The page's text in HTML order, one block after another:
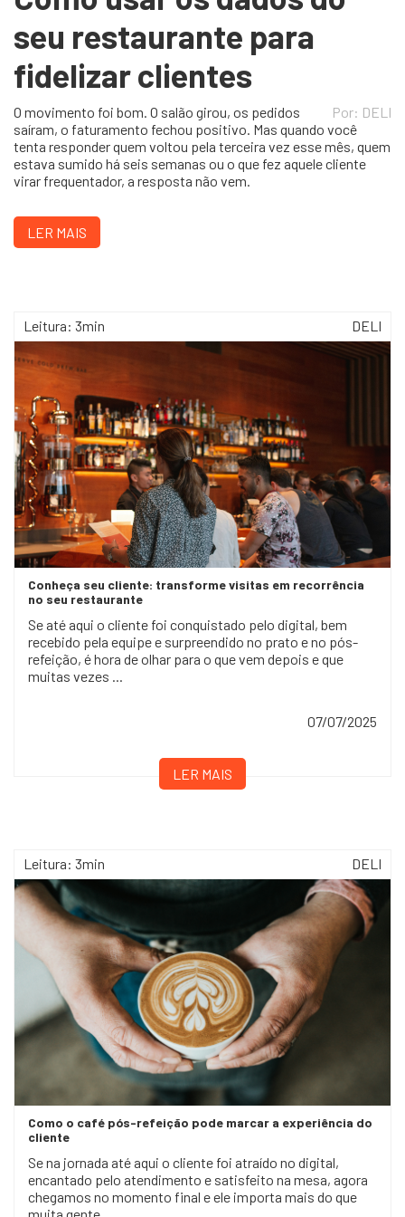
seu restaurante para
fidelizar clientes
Por: DELI
O movimento foi bom. O salão girou, os pedidos
saíram, o faturamento fechou positivo. Mas quando você
tenta responder quem voltou pela terceira vez esse mês, quem
estava sumido há seis semanas ou o que fez aquele cliente
virar frequentador, a resposta não vem.
LER MAIS
Leitura: 3min DELI
Conheça seu cliente: transforme visitas em recorrência
no seu restaurante
Se até aqui o cliente foi conquistado pelo digital, bem
recebido pela equipe e surpreendido no prato e no pós-
refeição, é hora de olhar para o que vem depois e que
muitas vezes ...
07/07/2025
LER MAIS
Leitura: 3min DELI
Como o café pós-refeição pode marcar a experiência do
cliente
Se na jornada até aqui o cliente foi atraído no digital,
encantado pelo atendimento e satisfeito na mesa, agora
chegamos no momento final e ele importa mais do que